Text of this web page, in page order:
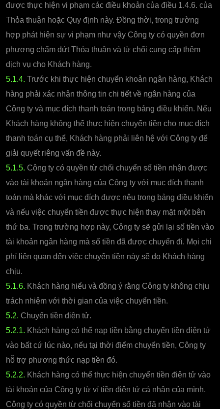
được thực hiện vi phạm các điều khoản của điều 1.4.6. của
Thỏa thuận hoặc Quy định này. Đồng thời, trong trường
hợp phát hiện sự vi phạm như vậy Công ty có quyền đơn
phương chấm dứt Thỏa thuận và từ chối cung cấp thêm
dịch vụ cho Khách hàng.
5.1.4. Trước khi thực hiện chuyển khoản ngân hàng, Khách
hàng phải xác nhận thông tin chi tiết về ngân hàng của
Công ty và mục đích thanh toán trong bảng điều khiển. Nếu
Khách hàng không thể thực hiện chuyển tiền cho mục đích
thanh toán cụ thể, Khách hàng phải liên hệ với Công ty để
giải quyết riêng vấn đề này.
5.1.5. Công ty có quyền từ chối chuyển số tiền nhận được
vào tài khoản ngân hàng của Công ty với mục đích thanh
toán mà khác với mục đích được nêu trong bảng điều khiển
và nếu việc chuyển tiền được thực hiện thay mặt một bên
thứ ba. Trong trường hợp này, Công ty sẽ gửi lại số tiền vào
tài khoản ngân hàng mà số tiền đã được chuyển đi. Mọi chi
phí liên quan đến việc chuyển tiền này sẽ do Khách hàng
chịu.
5.1.6. Khách hàng hiểu và đồng ý rằng Công ty không chịu
trách nhiệm với thời gian của việc chuyển tiền.
5.2. Chuyển tiền điện tử.
5.2.1. Khách hàng có thể nạp tiền bằng chuyển tiền điện tử
vào bất cứ lúc nào, nếu tại thời điểm chuyển tiền, Công ty
hỗ trợ phương thức nạp tiền đó.
5.2.2. Khách hàng có thể thực hiện chuyển tiền điện tử vào
tài khoản của Công ty từ ví tiền điện tử cá nhân của mình.
Công ty có quyền từ chối chuyển số tiền đã nhận vào tài